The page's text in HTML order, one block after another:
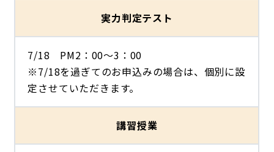
実力判定テスト
7/18 PM2：00～3：00
※7/18を過ぎてのお申込みの場合は、個別に設
定させていただきます。
講習授業